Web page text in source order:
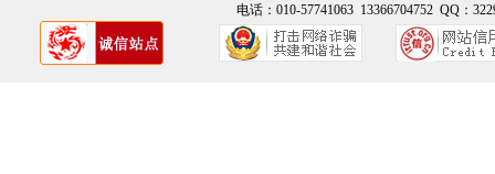
电话：010-57741063 13366704752 QQ：